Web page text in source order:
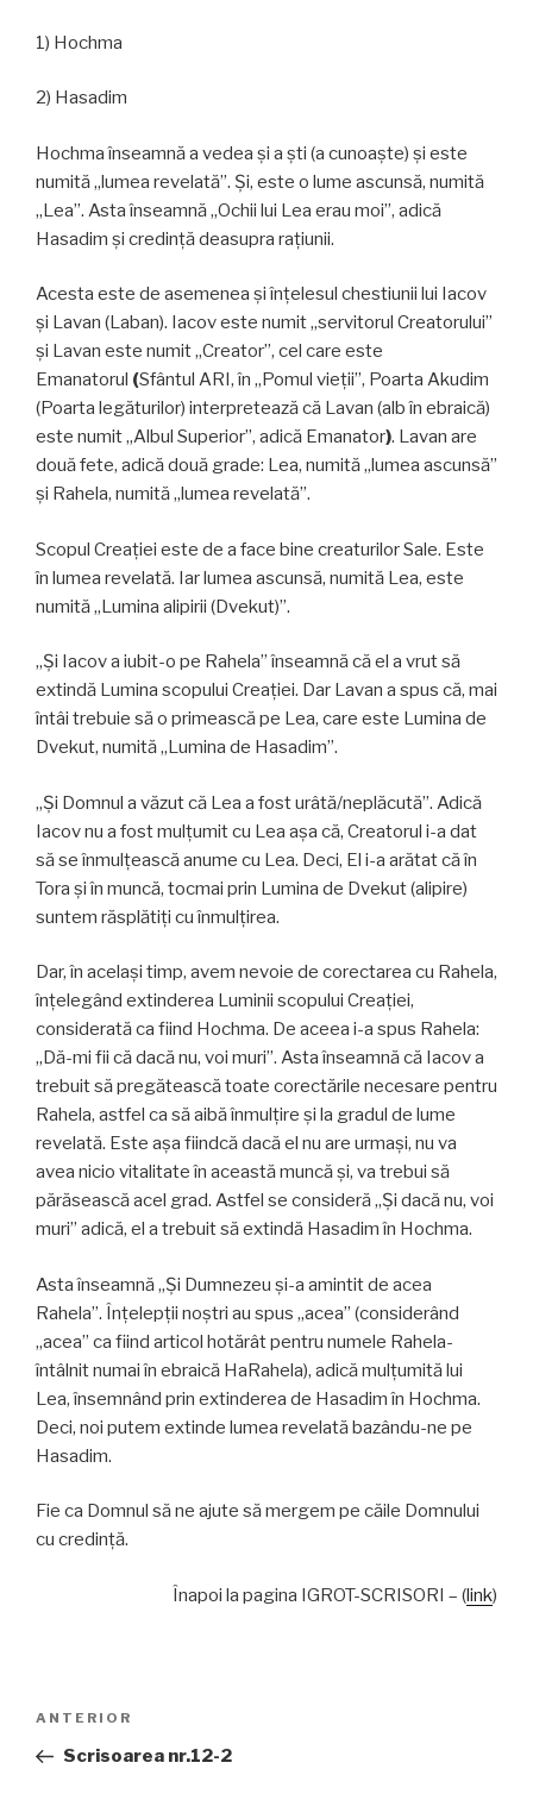
1) Hochma
2) Hasadim
Hochma înseamnă a vedea și a ști (a cunoaște) și este
numită „lumea revelată”. Și, este o lume ascunsă, numită
„Lea”. Asta înseamnă „Ochii lui Lea erau moi”, adică
Hasadim și credință deasupra rațiunii.
Acesta este de asemenea și înțelesul chestiunii lui Iacov
și Lavan (Laban). Iacov este numit „servitorul Creatorului”
și Lavan este numit „Creator”, cel care este
Emanatorul (Sfântul ARI, în „Pomul vieții”, Poarta Akudim
(Poarta legăturilor) interpretează că Lavan (alb în ebraică)
este numit „Albul Superior”, adică Emanator). Lavan are
două fete, adică două grade: Lea, numită „lumea ascunsă”
și Rahela, numită „lumea revelată”.
Scopul Creației este de a face bine creaturilor Sale. Este
în lumea revelată. Iar lumea ascunsă, numită Lea, este
numită „Lumina alipirii (Dvekut)”.
„Și Iacov a iubit-o pe Rahela” înseamnă că el a vrut să
extindă Lumina scopului Creației. Dar Lavan a spus că, mai
întâi trebuie să o primească pe Lea, care este Lumina de
Dvekut, numită „Lumina de Hasadim”.
„Și Domnul a văzut că Lea a fost urâtă/neplăcută”. Adică
Iacov nu a fost mulțumit cu Lea așa că, Creatorul i-a dat
să se înmulțească anume cu Lea. Deci, El i-a arătat că în
Tora și în muncă, tocmai prin Lumina de Dvekut (alipire)
suntem răsplătiți cu înmulțirea.
Dar, în același timp, avem nevoie de corectarea cu Rahela,
înțelegând extinderea Luminii scopului Creației,
considerată ca fiind Hochma. De aceea i-a spus Rahela:
„Dă-mi fii că dacă nu, voi muri”. Asta înseamnă că Iacov a
trebuit să pregătească toate corectările necesare pentru
Rahela, astfel ca să aibă înmulțire și la gradul de lume
revelată. Este așa fiindcă dacă el nu are urmași, nu va
avea nicio vitalitate în această muncă și, va trebui să
părăsească acel grad. Astfel se consideră „Și dacă nu, voi
muri” adică, el a trebuit să extindă Hasadim în Hochma.
Asta înseamnă „Și Dumnezeu și-a amintit de acea
Rahela”. Înțelepții noștri au spus „acea” (considerând
„acea” ca fiind articol hotărât pentru numele Rahela-
întâlnit numai în ebraică HaRahela), adică mulțumită lui
Lea, însemnând prin extinderea de Hasadim în Hochma.
Deci, noi putem extinde lumea revelată bazându-ne pe
Hasadim.
Fie ca Domnul să ne ajute să mergem pe căile Domnului
cu credință.
Înapoi la pagina IGROT-SCRISORI – (link)
articole
Articolul
anterior
ANTERIOR
Scrisoarea nr.12-2